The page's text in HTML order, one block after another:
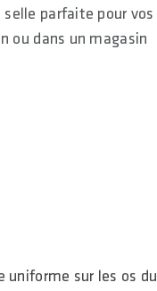
parfaite pour vos
ou dans un magasin
uniforme sur les os du